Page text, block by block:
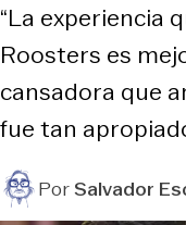
“La experiencia
Roosters es
cansadora que
fue tan
PorSalvador